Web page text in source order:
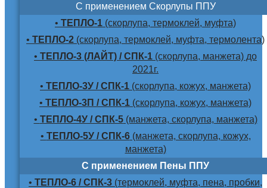
С применением Скорлупы ППУ
• ТЕПЛО-1 (скорлупа, термоклей, муфта)
• ТЕПЛО-2 (скорлупа, термоклей, муфта, термолента)
• ТЕПЛО-3 (ЛАЙТ) / СПК-1 (скорлупа, манжета) до
2021г.
• ТЕПЛО-3У / СПК-1 (скорлупа, кожух, манжета)
• ТЕПЛО-3П / СПК-1 (скорлупа, кожух, манжета)
• ТЕПЛО-4У / СПК-5(манжета, скорлупа, манжета)
• ТЕПЛО-5У / СПК-6(манжета, скорлупа, кожух,
манжета)
С применением Пены ППУ
• ТЕПЛО-6 / СПК-3 (термоклей, муфта, пена, пробки,